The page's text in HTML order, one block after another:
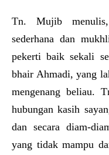
Tn. Mujib
sederhana dan
pekerti baik sekali
bhair Ahmadi, yang
mengenang beliau.
hubungan kasih
dan secara diam-
yang tidak mampu